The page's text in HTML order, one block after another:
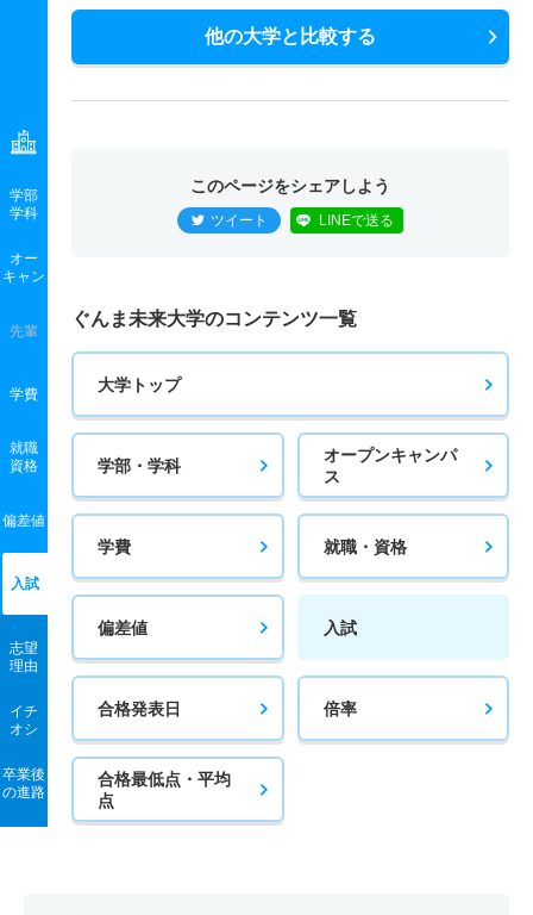
学部
学科
オー
キャン
先輩
学費
就職
資格
偏差値
入試
志望
理由
イチ
オシ
卒業後
の進路
他の大学と比較する
このページをシェアしよう
ツイート LINEで送る
ぐんま未来大学のコンテンツ一覧
大学トップ
学部・学科
オープンキャンパ
ス
学費 就職・資格
偏差値 入試
合格発表日 倍率
合格最低点・平均
点